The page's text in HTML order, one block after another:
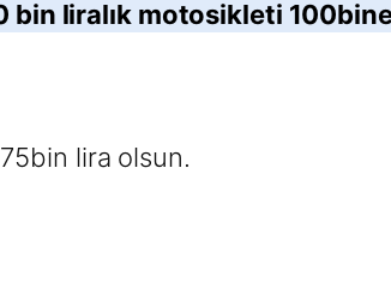
bin liralık motosikleti
lira olsun.